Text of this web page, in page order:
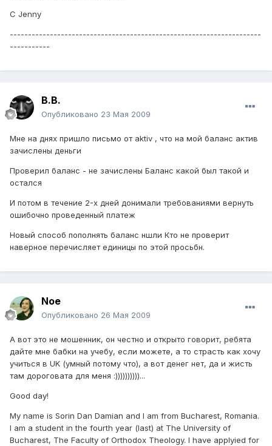
С Jenny
---------------------------------------------------------------------
-----------
В.В.
Опубликовано 23 Мая 2009
Мне на днях пришло письмо от aktiv , что на мой баланс актив
зачислены деньги
Проверил баланс - не зачислены Баланс какой был такой и
остался
И потом в течение 2-х дней донимали требованиями вернуть
ошибочно проведенный платеж
Новый способ пополнять баланс ншли Кто не проверит
наверное перечисляет единицы по этой просьбн.
Noe
Опубликовано 26 Мая 2009
А вот это не мошенник, он честно и открыто говорит, ребята
дайте мне бабки на учебу, если можете, а то страсть как хочу
учиться в UK (умный потому что), а вот денег нет, да и жисть
там дороговата для меня :))))))))))...
Good day!
My name is Sorin Dan Damian and I am from Bucharest, Romania.
I am a student in the fourth year (last) at The University of
Bucharest, The Faculty of Orthodox Theology. I have applyied for